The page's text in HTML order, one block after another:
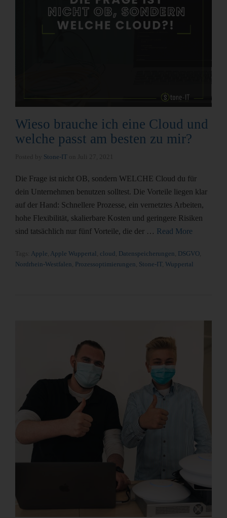
Wieso brauche ich eine Cloud und
welche passt am besten zu mir?
Stone-IT
Die Frage ist nicht OB, sondern WELCHE Cloud du für
dein Unternehmen benutzen solltest. Die Vorteile liegen klar
auf der Hand: Schnellere Prozesse, ein vernetztes Arbeiten,
hohe Flexibilität, skalierbare Kosten und geringere Risiken
sind tatsächlich nur fünf Vorteile, die der … Read More
Apple Apple Wuppertal cloud Datenspeicherungen DSGVO
Nordrhein-Westfalen Prozessoptimierungen Stone-IT, Wuppertal